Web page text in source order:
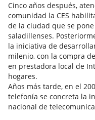
Cinco años después,
comunidad la CES
de la ciudad que se
saladillenses.
la iniciativa de
milenio, con la compra
en prestadora local de
hogares.
Años más tarde, en el
telefonía se concreta la
nacional de